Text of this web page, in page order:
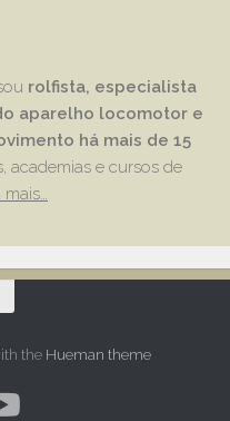
rolfista, especialista
aparelho locomotor e
há mais de 15
academias e cursos de
mais…
the Hueman theme